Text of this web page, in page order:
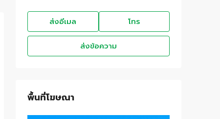
ส่งอีเมล โทร
ส่งข้อความ
พื้นที่โฆษณา